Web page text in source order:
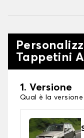
Tappetini
1. Versione
Qual è la